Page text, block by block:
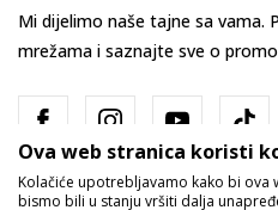
Mi dijelimo naše tajne sa vama.
mrežama i saznajte sve o
Ova web stranica koristi
Kolačiće upotrebljavamo kako bi ova
bismo bili u stanju vršiti dalja